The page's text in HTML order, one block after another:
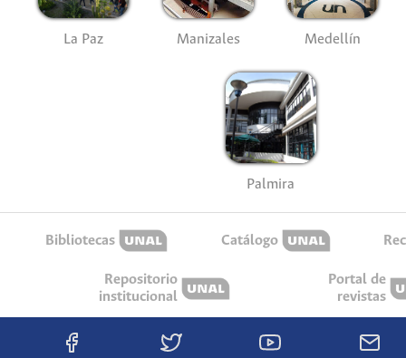
La Paz Manizales Medellín
Palmira
Bibliotecas Catálogo
Repositorio
institucional
Portal de
revistas